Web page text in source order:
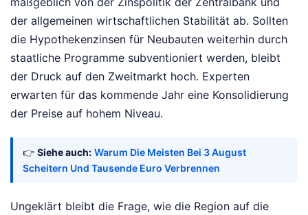
der allgemeinen wirtschaftlichen Stabilität ab. Sollten
die Hypothekenzinsen für Neubauten weiterhin durch
staatliche Programme subventioniert werden, bleibt
der Druck auf den Zweitmarkt hoch. Experten
erwarten für das kommende Jahr eine Konsolidierung
der Preise auf hohem Niveau.
👉 Siehe auch: Warum Die Meisten Bei 3 August
Scheitern Und Tausende Euro Verbrennen
Ungeklärt bleibt die Frage, wie die Region auf die